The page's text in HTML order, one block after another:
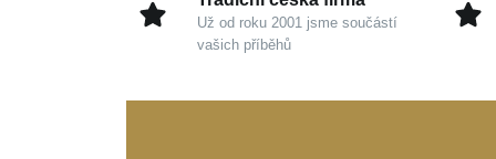
Už od roku 2001 jsme součástí
vašich příběhů